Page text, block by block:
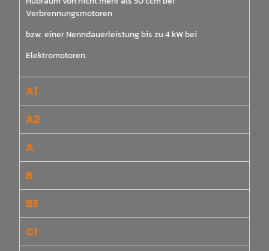
Verbrennungsmotoren
bzw. einer Nenndauerleistung bis zu 4 kW bei
Elektromotoren.
A1
A2
A
B
BE
C1